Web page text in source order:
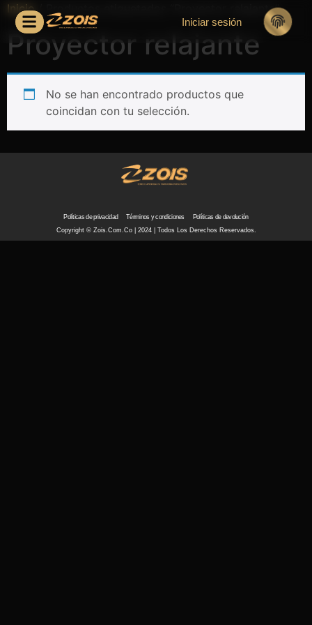
Iniciar sesión
Inicio/ Productos etiquetados “Proyector relajante”
Proyector relajante
No se han encontrado productos que
coincidan con tu selección.
Políticas de privacidad Términos y condiciones
Políticas de devolución
Copyright © Zois.com.co | 2024 | Todos Los Derechos Reservados.